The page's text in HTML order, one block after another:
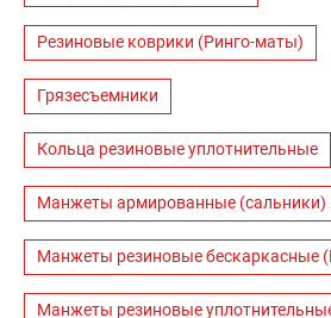
Резиновые коврики (Ринго-маты)
Грязесъемники
Кольца резиновые уплотнительные
Манжеты армированные (сальники)
Манжеты резиновые бескаркасные
Манжеты резиновые